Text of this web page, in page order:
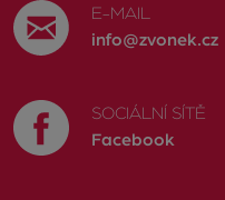
E-MAIL
info@zvonek.cz
SOCIÁLNÍ SÍTĚ
Facebook